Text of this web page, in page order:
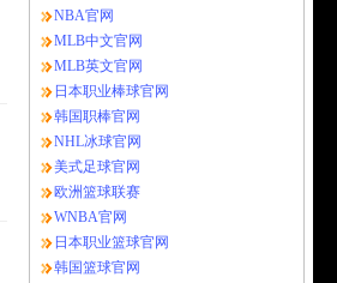
NBA官网
MLB中文官网
MLB英文官网
日本职业棒球官网
韩国职棒官网
NHL冰球官网
美式足球官网
欧洲篮球联赛
WNBA官网
日本职业篮球官网
韩国篮球官网